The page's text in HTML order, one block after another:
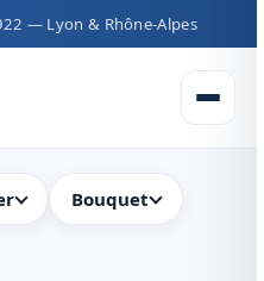
— Lyon & Rhône-Alpes
Ouvrir
Bouquet